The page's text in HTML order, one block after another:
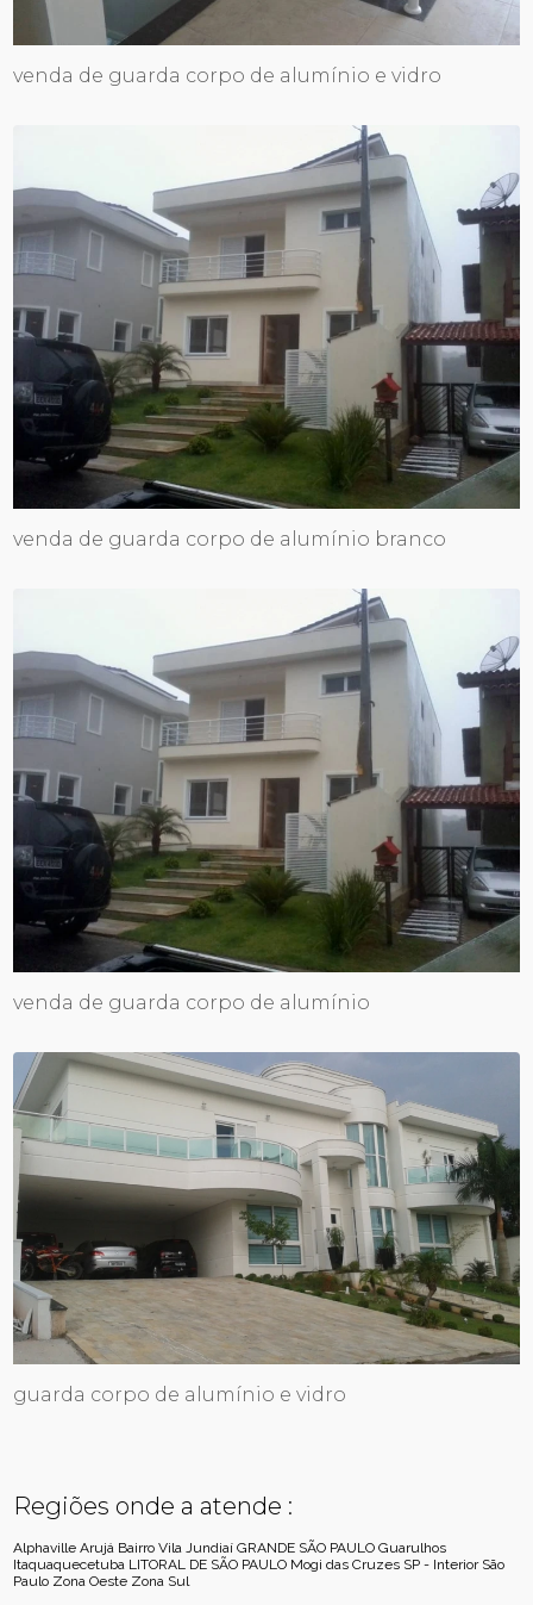
venda de guarda corpo de alumínio e vidro
venda de guarda corpo de alumínio branco
venda de guarda corpo de alumínio
guarda corpo de alumínio e vidro
Regiões onde a atende :
Alphaville Arujá Bairro Vila Jundiaí GRANDE SÃO PAULO Guarulhos
Itaquaquecetuba LITORAL DE SÃO PAULO Mogi das Cruzes SP - Interior São
Paulo Zona Oeste Zona Sul